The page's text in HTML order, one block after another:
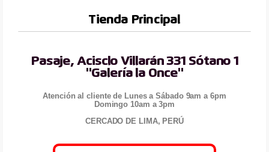
Tienda Principal
Pasaje, Acisclo Villarán 331 Sótano 1
"Galería la Once"
Atención al cliente de Lunes a Sábado 9am a 6pm
Domingo 10am a 3pm
CERCADO DE LIMA, PERÚ